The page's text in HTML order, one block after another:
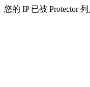
您的 IP 已被 Protector